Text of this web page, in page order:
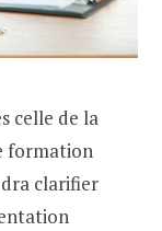
celle de la
formation
clarifier